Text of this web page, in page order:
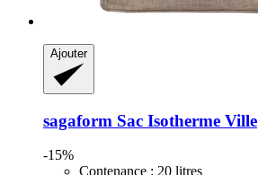
Ajouter
sagaform Sac Isotherme Ville
-15%
Contenance : 20 litres